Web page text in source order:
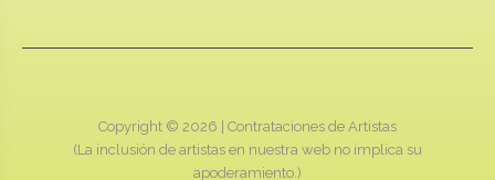
Copyright © 2026 | Contrataciones de Artistas
(La inclusión de artistas en nuestra web no implica su
apoderamiento.)